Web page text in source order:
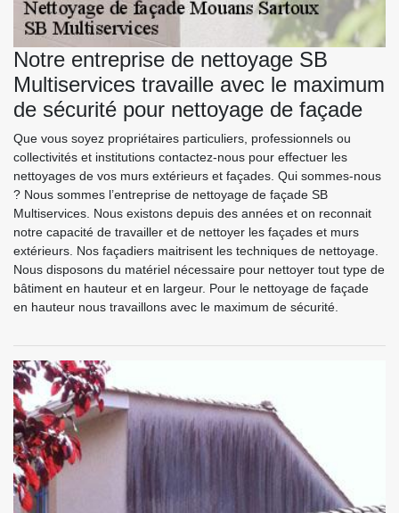
Notre entreprise de nettoyage SB
Multiservices travaille avec le maximum
de sécurité pour nettoyage de façade
Que vous soyez propriétaires particuliers, professionnels ou
collectivités et institutions contactez-nous pour effectuer les
nettoyages de vos murs extérieurs et façades. Qui sommes-nous
? Nous sommes l’entreprise de nettoyage de façade SB
Multiservices. Nous existons depuis des années et on reconnait
notre capacité de travailler et de nettoyer les façades et murs
extérieurs. Nos façadiers maitrisent les techniques de nettoyage.
Nous disposons du matériel nécessaire pour nettoyer tout type de
bâtiment en hauteur et en largeur. Pour le nettoyage de façade
en hauteur nous travaillons avec le maximum de sécurité.